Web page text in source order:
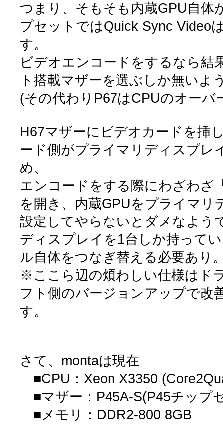
つまり、そもそも内蔵GPU自体
プセットではQuick Sync Video
す。
ビデオエンコードをするなら結
ト搭載マザーを選ぶしか無いよ
(その代わりP67はCPUのオーバ
H67マザーにビデオカードを挿
ード側がプライマリディスプレ
め、
エンコードをする際にわざわざ
を開き、内蔵GPUをプライマリ
設定してやらないとダメなよう
ディスプレイを1台しか持って
ル自体をつなぎ替える必要あり
※ここら辺の煩わしい仕様はド
フト側のバージョンアップで改
す。
さて、montaは現在
■CPU：Xeon X3350
■マザー：P45A-S(P45チップ
■メモリ：DDR2-800 8GB